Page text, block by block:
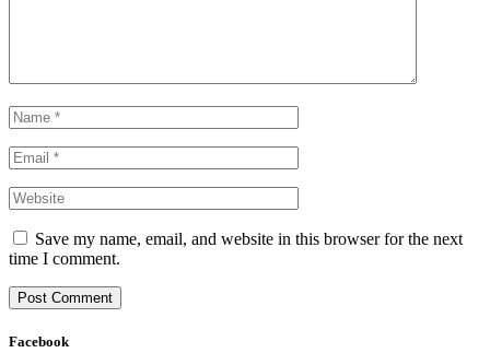
Save my name, email, and website in this browser for the next
time I comment.
Facebook